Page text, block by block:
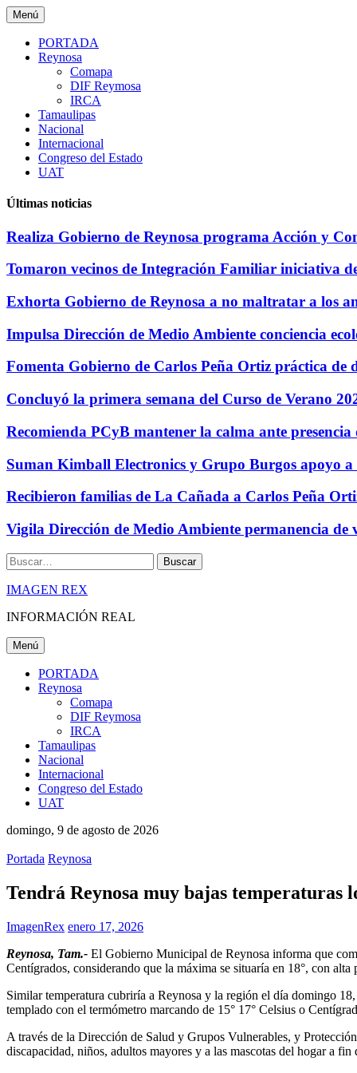
Saltar
al
contenido
Menú
PORTADA
Reynosa
Comapa
DIF Reymosa
IRCA
Tamaulipas
Nacional
Internacional
Congreso del Estado
UAT
Últimas noticias
Realiza Gobierno de Reynosa programa Acción y
Tomaron vecinos de Integración Familiar iniciativa
Exhorta Gobierno de Reynosa a no maltratar a los
Impulsa Dirección de Medio Ambiente conciencia
Fomenta Gobierno de Carlos Peña Ortiz práctica de
Concluyó la primera semana del Curso de Verano
Recomienda PCyB mantener la calma ante presencia
Suman Kimball Electronics y Grupo Burgos apoyo a
Recibieron familias de La Cañada a Carlos Peña
Vigila Dirección de Medio Ambiente permanencia de
Buscar
IMAGEN REX
INFORMACIÓN REAL
Menú
PORTADA
Reynosa
Comapa
DIF Reymosa
IRCA
Tamaulipas
Nacional
Internacional
Congreso del Estado
UAT
domingo, 9 de agosto de 2026
Portada Reynosa
Tendrá Reynosa muy bajas temperaturas
ImagenRex enero 17, 2026
Reynosa, Tam.- El Gobierno Municipal de Reynosa informa que
Centígrados, considerando que la máxima se situaría en 18°, con
Similar temperatura cubriría a Reynosa y la región el día domingo
templado con el termómetro marcando de 15° 17° Celsius o
A través de la Dirección de Salud y Grupos Vulnerables, y
discapacidad, niños, adultos mayores y a las mascotas del hogar a